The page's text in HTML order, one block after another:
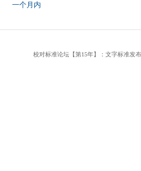
一个月内
校对标准论坛【第15年】：文字标准发